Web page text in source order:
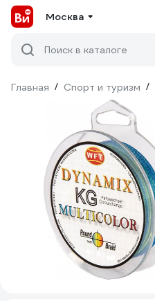
Москва
Поиск в каталоге
Главная / Спорт и туризм /